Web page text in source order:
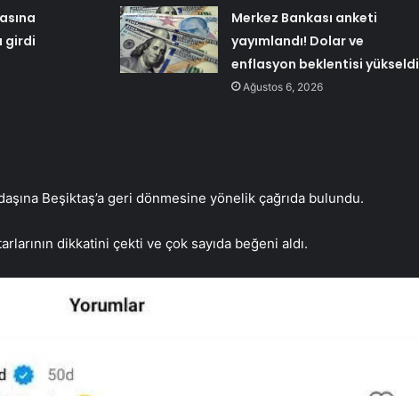
girdi
Merkez Bankası anketi
yayımlandı! Dolar ve
enflasyon beklentisi yükseldi
Ağustos 6, 2026
Beşiktaş’a geri dönmesine yönelik çağrıda bulundu.
dikkatini çekti ve çok sayıda beğeni aldı.